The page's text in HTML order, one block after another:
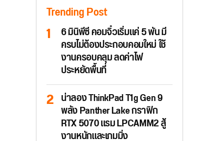
Trending Post
6 มินิพีซี คอมจิ๋วเริ่มแค่ 5 พัน มี
ครบไม่ต้องประกอบคอมใหม่ ใช้
งานครอบคลุม ลดค่าไฟ
ประหยัดพื้นที่
น่าลอง ThinkPad T1g Gen 9
พลัง Panther Lake กราฟิก
RTX 5070 แรม LPCAMM2 สู้
งานหนักและเกมมิ่ง